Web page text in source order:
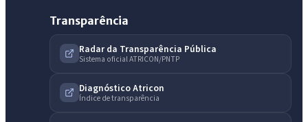
Transparência
Radar da Transparência Pública
Sistema oficial ATRICON/PNTP
Diagnóstico Atricon
Índice de transparência